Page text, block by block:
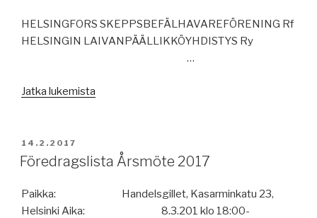
HELSINGFORS SKEPPSBEFÄLHAVAREFÖRENING Rf
HELSINGIN LAIVANPÄÄLLIKKÖYHDISTYS Ry
…
Jatka lukemista
JULKAISTU
14.2.2017
Föredragslista Årsmöte 2017
Paikka: Handelsgillet, Kasarminkatu 23,
Helsinki Aika: 8.3.201 klo 18:00-